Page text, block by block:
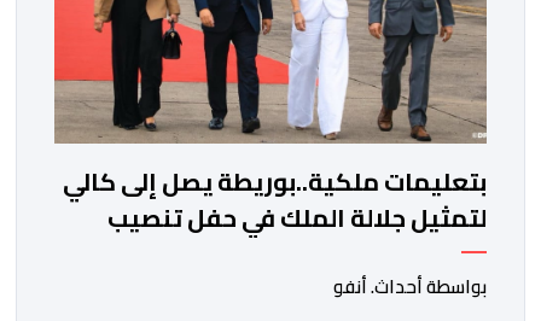
بتعليمات ملكية..بوريطة يصل إلى كالي
لتمثيل جلالة الملك في حفل تنصيب
الرئيس الكولومبي الجديد
بواسطة أحداث. أنفو